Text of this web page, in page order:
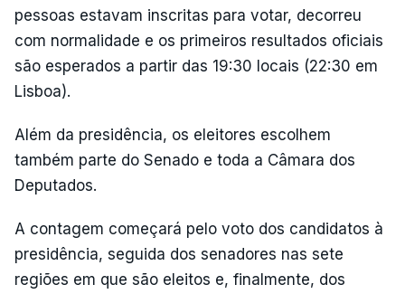
pessoas estavam inscritas para votar, decorreu
com normalidade e os primeiros resultados oficiais
são esperados a partir das 19:30 locais (22:30 em
Lisboa).
Além da presidência, os eleitores escolhem
também parte do Senado e toda a Câmara dos
Deputados.
A contagem começará pelo voto dos candidatos à
presidência, seguida dos senadores nas sete
regiões em que são eleitos e, finalmente, dos